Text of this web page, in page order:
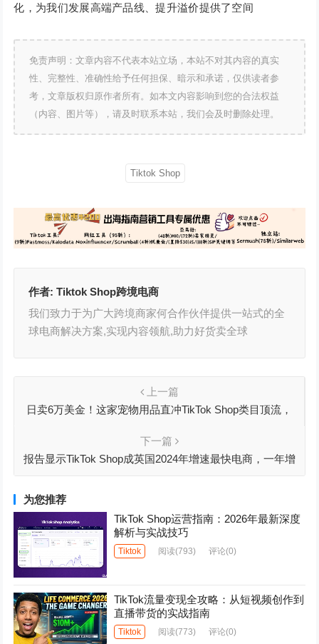
化，为我们发展高端产品线、提升溢价提供了空间
免责声明：文章内容不代表本站立场，本站不对其内容的真实
性、完整性、准确性给予任何担保、暗示和承诺，仅供读者参
考，文章版权归原作者所有。如本文内容影响到您的合法权益
（内容、图片等），请及时联系本站，我们会及时删除处理。
Tiktok Shop
作者:Tiktok Shop跨境电商
我们致力于为广大跨境商家何合作伙伴提供一站式的全
球电商解决方案,实现内容领航,助力好货卖全球
上一篇
日卖6万美金！这家宠物用品直冲TikTok Shop类目顶流，
下一篇
报告显示TikTok Shop成英国2024年增速最快电商，一年增
为您推荐
TikTok Shop运营指南：2026年最新深度
解析与实战技巧
Tiktok 阅读(793) 评论(0)
TikTok流量变现全攻略：从短视频创作到
直播带货的实战指南
Tiktok 阅读(773) 评论(0)